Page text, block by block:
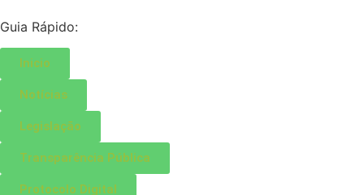
Guia Rápido:
Inicio
Notícias
Legislação
Transparência Pública
Protocolo Digital